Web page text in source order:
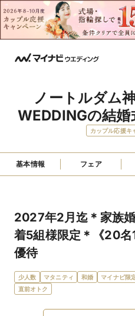
ノートルダム
WEDDINGの結
カップル応援キ
基本情報 フェア
2027年2月迄＊家族
着5組様限定＊《20
優待
少人数 マタニティ 和婚 マイナビ限
直前オトク